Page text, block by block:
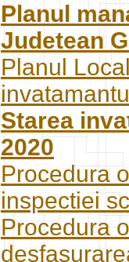
Planul
Judetean
Planul
Starea
2020
Procedura
inspectiei
Procedura